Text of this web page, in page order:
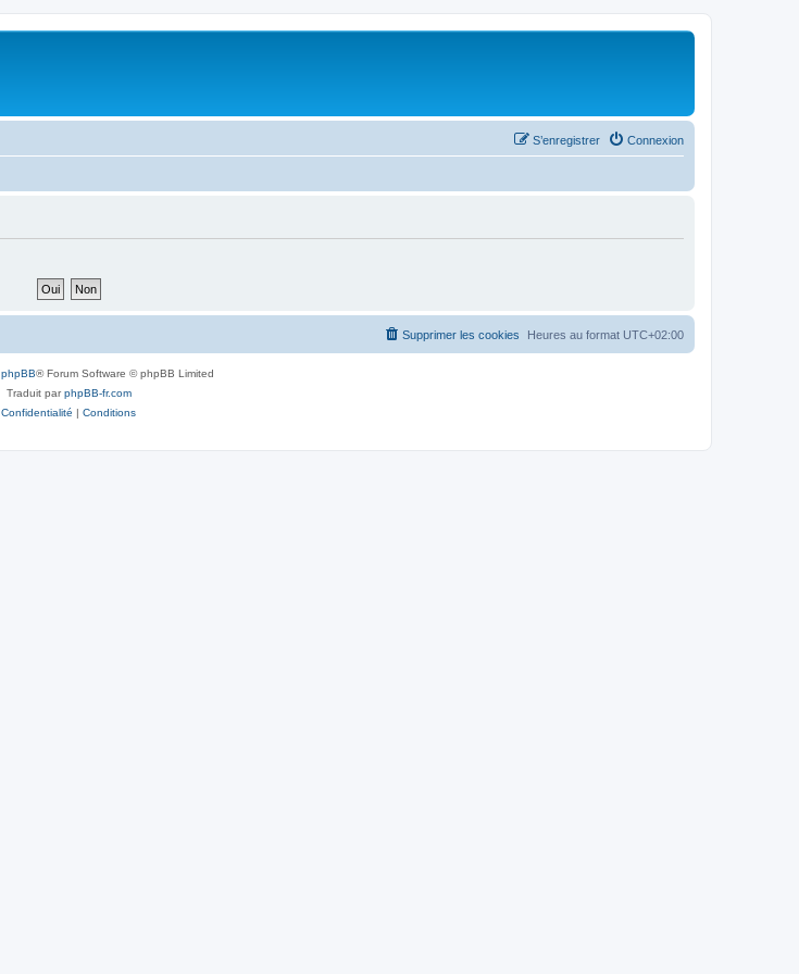
Connexion
S’enregistrer
Heures au format UTC+02:00
Supprimer les cookies
phpBB® Forum Software © phpBB Limited
Traduit parphpBB-fr.com
Confidentialité | Conditions